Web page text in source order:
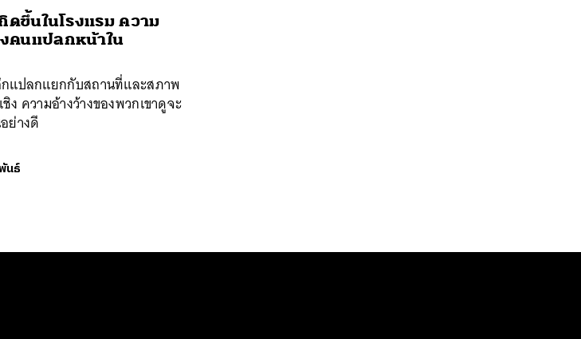
ดขึ้นในโรงแรม ความ
คนแปลกหน้าใน
กแปลกแยกกับสถานที่และสภาพ
ง ความอ้างว้างของพวกเขาดูจะ
ย่างดี
นธ์
EMAIL